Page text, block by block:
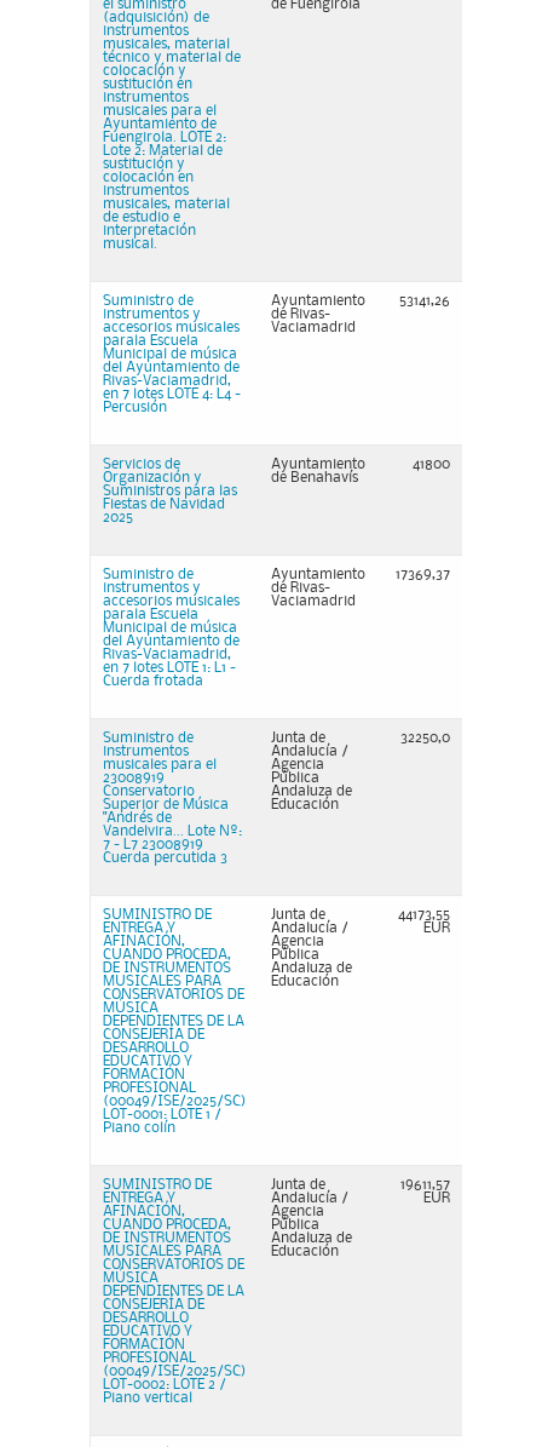
el suministro
(adquisición) de
instrumentos
musicales, material
técnico y material de
colocación y
sustitución en
instrumentos
musicales para el
Ayuntamiento de
Fuengirola. LOTE 2:
Lote 2: Material de
sustitución y
colocación en
instrumentos
musicales, material
de estudio e
interpretación
musical.
de Fuengirola
Suministro de
instrumentos y
accesorios musicales
parala Escuela
Municipal de música
del Ayuntamiento de
Rivas-Vaciamadrid,
en 7 lotes LOTE 4: L4 -
Percusión
Ayuntamiento
de Rivas-
Vaciamadrid
53141,26
Servicios de
Organización y
Suministros para las
Fiestas de Navidad
2025
Ayuntamiento
de Benahavís
41800
Suministro de
instrumentos y
accesorios musicales
parala Escuela
Municipal de música
del Ayuntamiento de
Rivas-Vaciamadrid,
en 7 lotes LOTE 1: L1 -
Cuerda frotada
Ayuntamiento
de Rivas-
Vaciamadrid
17369,37
Suministro de
instrumentos
musicales para el
23008919
Conservatorio
Superior de Música
"Andrés de
Vandelvira... Lote Nº:
7 - L7 23008919
Cuerda percutida 3
Junta de
Andalucía /
Agencia
Pública
Andaluza de
Educación
32250,0
SUMINISTRO DE
ENTREGA Y
AFINACIÓN,
CUANDO PROCEDA,
DE INSTRUMENTOS
MUSICALES PARA
CONSERVATORIOS DE
MÚSICA
DEPENDIENTES DE LA
CONSEJERÍA DE
DESARROLLO
EDUCATIVO Y
FORMACIÓN
PROFESIONAL
(00049/ISE/2025/SC)
LOT-0001: LOTE 1 /
Piano colín
Junta de
Andalucía /
Agencia
Pública
Andaluza de
Educación
44173,55
EUR
SUMINISTRO DE
ENTREGA Y
AFINACIÓN,
CUANDO PROCEDA,
DE INSTRUMENTOS
MUSICALES PARA
CONSERVATORIOS DE
MÚSICA
DEPENDIENTES DE LA
CONSEJERÍA DE
DESARROLLO
EDUCATIVO Y
FORMACIÓN
PROFESIONAL
(00049/ISE/2025/SC)
LOT-0002: LOTE 2 /
Piano vertical
Junta de
Andalucía /
Agencia
Pública
Andaluza de
Educación
19611,57
EUR